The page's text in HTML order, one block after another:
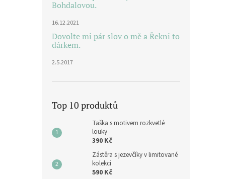
Bohdalovou.
16.12.2021
Dovolte mi pár slov o mě a Řekni to
dárkem.
2.5.2017
Top 10 produktů
Taška s motivem rozkvetlé
louky
390 Kč
Zástěra s jezevčíky v limitované
kolekci
590 Kč